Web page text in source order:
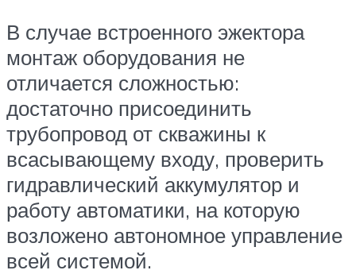
В случае встроенного эжектора
монтаж оборудования не
отличается сложностью:
достаточно присоединить
трубопровод от скважины к
всасывающему входу, проверить
гидравлический аккумулятор и
работу автоматики, на которую
возложено автономное управление
всей системой.